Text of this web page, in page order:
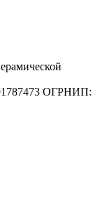
ОГРНИП: